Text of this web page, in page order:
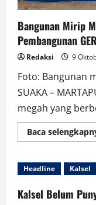
Bangunan Mirip
Pembangunan
Redaksi 9
Foto: Bangunan
SUAKA –
megah yang
Baca
Headline Kalsel
Kalsel Belum